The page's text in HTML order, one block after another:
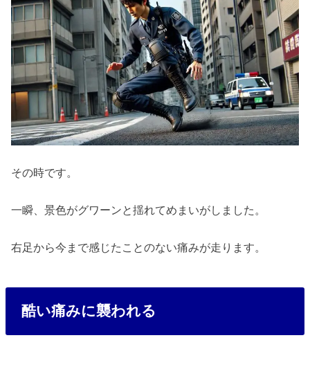
その時です。
一瞬、景色がグワーンと揺れてめまいがしました。
右足から今まで感じたことのない痛みが走ります。
酷い痛みに襲われる